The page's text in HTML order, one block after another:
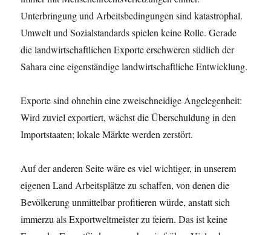
Unterbringung und Arbeitsbedingungen sind katastrophal.
Umwelt und Sozialstandards spielen keine Rolle. Gerade
die landwirtschaftlichen Exporte erschweren südlich der
Sahara eine eigenständige landwirtschaftliche Entwicklung.
Exporte sind ohnehin eine zweischneidige Angelegenheit:
Wird zuviel exportiert, wächst die Überschuldung in den
Importstaaten; lokale Märkte werden zerstört.
Auf der anderen Seite wäre es viel wichtiger, in unserem
eigenen Land Arbeitsplätze zu schaffen, von denen die
Bevölkerung unmittelbar profitieren würde, anstatt sich
immerzu als Exportweltmeister zu feiern. Das ist keine